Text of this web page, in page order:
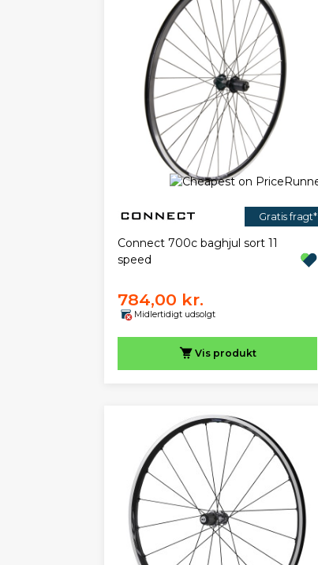
Gratis fragt*
Connect 700c baghjul sort 11
speed
784,00 kr.
Midlertidigt udsolgt
Vis produkt